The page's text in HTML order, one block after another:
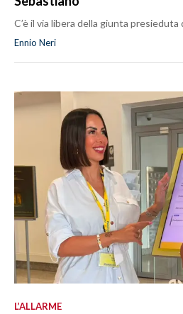
C’è il via libera della giunta presieduta
Ennio Neri
L’ALLARME